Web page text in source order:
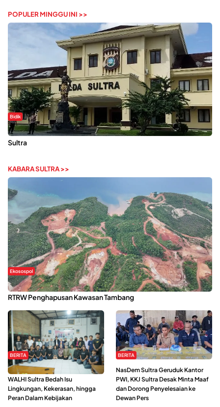
POPULER MINGGU INI >>
Bidik
Dugaan Kekerasan Seksual di UIN Kendari Dilaporkan ke Polda
Sultra
KABARA SULTRA >>
Ekosospol
Kabaena Menanti Kepastian Pemulihan Lingkungan Usai Revisi
RTRW Penghapusan Kawasan Tambang
BERITA
Refleksi Gerakan Perempuan,
WALHI Sultra Bedah Isu
Lingkungan, Kekerasan, hingga
Peran Dalam Kebijakan
BERITA
NasDem Sultra Geruduk Kantor
PWI, KKJ Sultra Desak Minta Maaf
dan Dorong Penyelesaian ke
Dewan Pers